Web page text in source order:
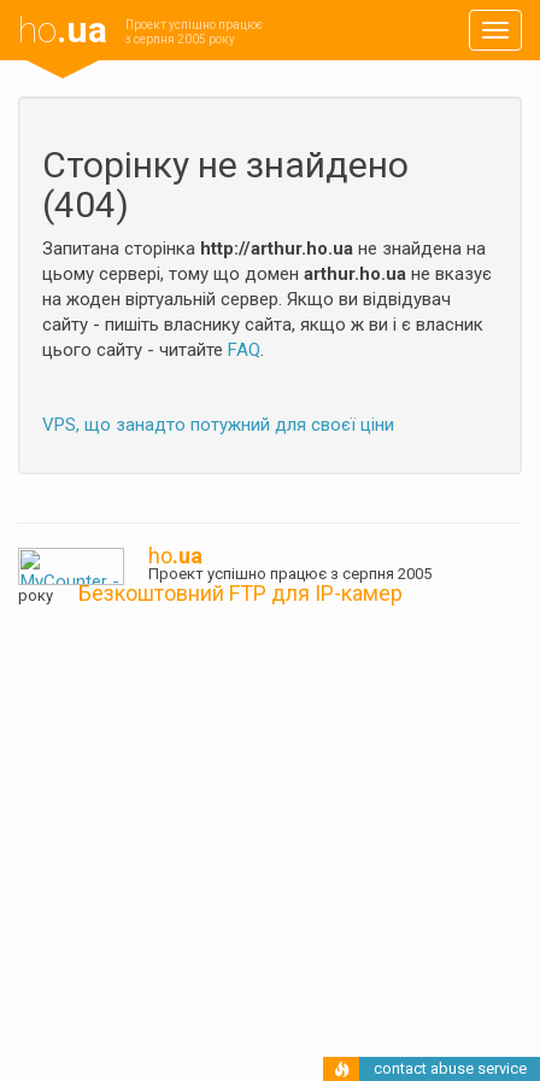
ho.ua
Проект успішно працює
з серпня 2005 року
Сторінку не знайдено
(404)
Запитана сторінка http://arthur.ho.ua не знайдена на
цьому сервері, тому що домен arthur.ho.ua не вказує
на жоден віртуальній сервер. Якщо ви відвідувач
сайту - пишіть власнику сайта, якщо ж ви і є власник
цього сайту - читайте FAQ.
VPS, що занадто потужний для своєї ціни
ho.ua
Проект успішно працює з серпня 2005
року Безкоштовний FTP для IP-камер
contact abuse service